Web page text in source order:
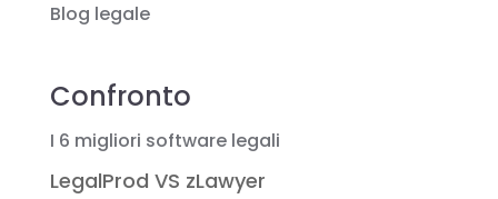
Blog legale
Confronto
I 6 migliori software legali
LegalProd VS zLawyer